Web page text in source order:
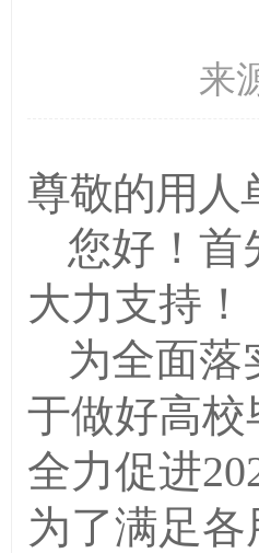
来
尊敬的用人
您好！首
大力支持！
为全面落
于做好高
全力促进
为了满足